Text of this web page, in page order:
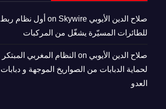
صلاح الدين الأيوبي
Skywire أول نظام ربط
للطائرات المسيّرة يشغّل من المركبات
صلاح الدين الأيوبي
النظام المغربي المبتكر
لحماية الدبابات من الصواريخ الموجهة و دبابات
العدو